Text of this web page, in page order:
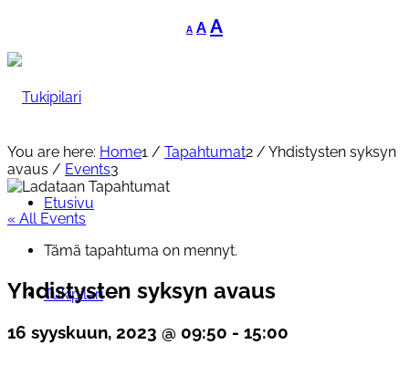
A
Decrease
font
A Reset
font
AIncrease
Etusivu
Tukipilari
You are here: Home1 / Tapahtumat2 / Yhdistysten syksyn
avaus / Events3
« All Events
Tämä tapahtuma on mennyt.
Yhdistysten syksyn avaus
16 syyskuun, 2023 @ 09:50 - 15:00